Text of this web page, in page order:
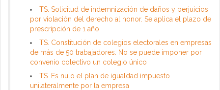
TS. Solicitud de indemnización de daños y perjuicios
por violación del derecho al honor. Se aplica el plazo de
prescripción de 1 año
TS. Constitución de colegios electorales en empresas
de más de 50 trabajadores. No se puede imponer por
convenio colectivo un colegio único
TS. Es nulo el plan de igualdad impuesto
unilateralmente por la empresa